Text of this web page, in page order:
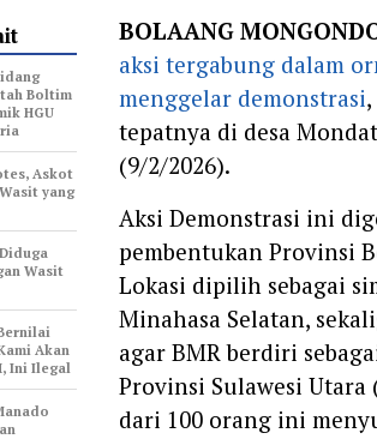
BOLAANG
aksi tergabung dalam
menggelar demonstrasi
tepatnya di desa
(9/2/2026).
Aksi Demonstrasi ini
pembentukan Provinsi
Lokasi dipilih sebagai
Minahasa Selatan,
agar BMR berdiri
Provinsi Sulawesi Utara
dari 100 orang ini
Boltim
HGU
Askot
yang
Wasit
Akan
Ini Ilegal